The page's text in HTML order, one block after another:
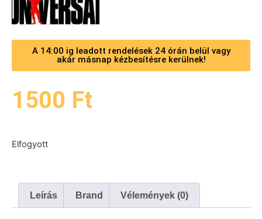
A 14:00 ig leadott rendelések 24 órán belül vagy
akár másnap kézbesítésre kerülnek!
1500 Ft
Elfogyott
Leírás Brand Vélemények (0)